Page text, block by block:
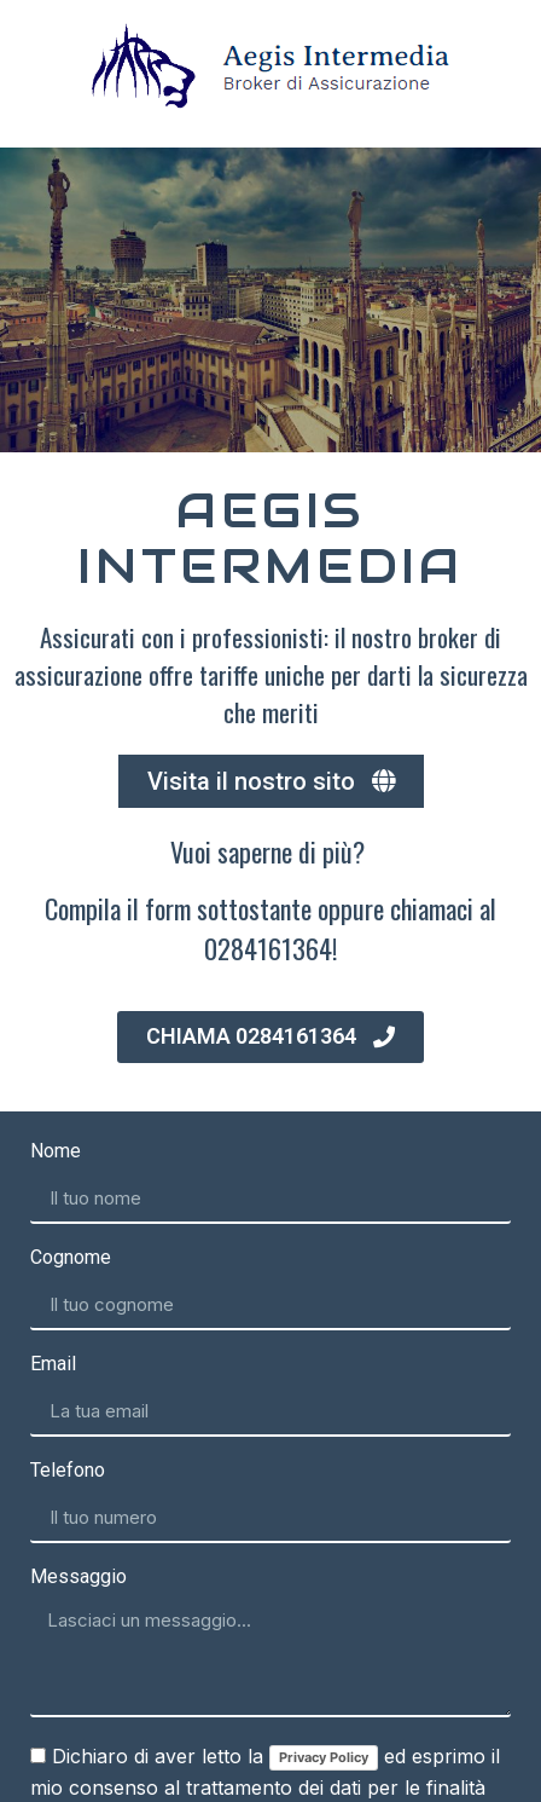
AEGIS
INTERMEDIA
Assicurati con i professionisti: il nostro broker di
assicurazione offre tariffe uniche per darti la sicurezza
che meriti
Visita il nostro sito
Vuoi saperne di più?
Compila il form sottostante oppure chiamaci al
0284161364!
CHIAMA 0284161364
Nome
Cognome
Email
Telefono
Messaggio
Dichiaro di aver letto la Privacy Policy
ed esprimo il
mio consenso al trattamento dei dati per le finalità